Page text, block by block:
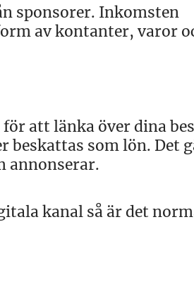
sponsorer. Inkomsten
av kontanter, varor
att länka över dina
beskattas som lön. Det
annonserar.
kanal så är det